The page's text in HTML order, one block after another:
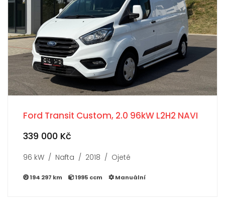
Ford Transit Custom, 2.0 96kW L2H2 NAVI
339 000 Kč
96 kW / Nafta / 2018 / Ojeté
194 297 km 1995 ccm Manuální